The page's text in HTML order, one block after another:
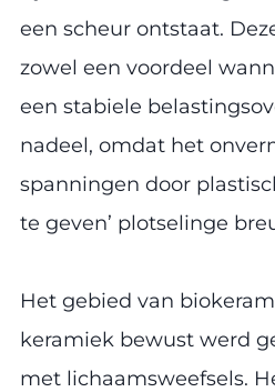
een scheur ontstaat.
zowel een voordeel
een stabiele
nadeel, omdat het
spanningen door
te geven’ plotselinge
Het gebied van
keramiek bewust werd
met lichaamsweefsels.